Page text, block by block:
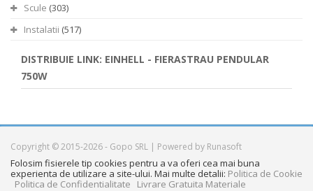
Scule (303)
Instalatii (517)
DISTRIBUIE LINK: EINHELL - FIERASTRAU PENDULAR
750W
Copyright © 2015-2026 - Gopo SRL | Powered by Runasoft
Folosim fisierele tip cookies pentru a va oferi cea mai buna
experienta de utilizare a site-ului. Mai multe detalii: Politica de Cookie
Politica de Confidentialitate
Livrare Gratuita Materiale